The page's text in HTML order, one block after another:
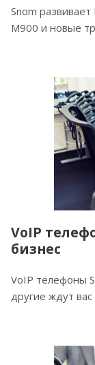
Snom
M900 и новые
VoIP
бизнес
VoIP телефоны
другие ждут вас